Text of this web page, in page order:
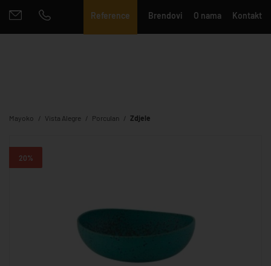
Reference Brendovi O nama Kontakt
Mayoko Vista Alegre Porculan Zdjele
20%